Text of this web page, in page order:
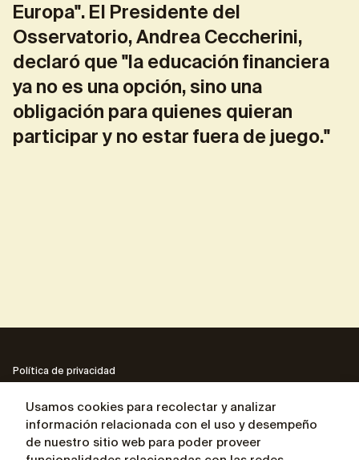
Europa". El Presidente del
Osservatorio, Andrea Ceccherini,
declaró que "la educación financiera
ya no es una opción, sino una
obligación para quienes quieran
participar y no estar fuera de juego."
Política de privacidad
Política sobre los proyectos privacidad
Usamos cookies para recolectar y analizar
información relacionada con el uso y desempeño
de nuestro sitio web para poder proveer